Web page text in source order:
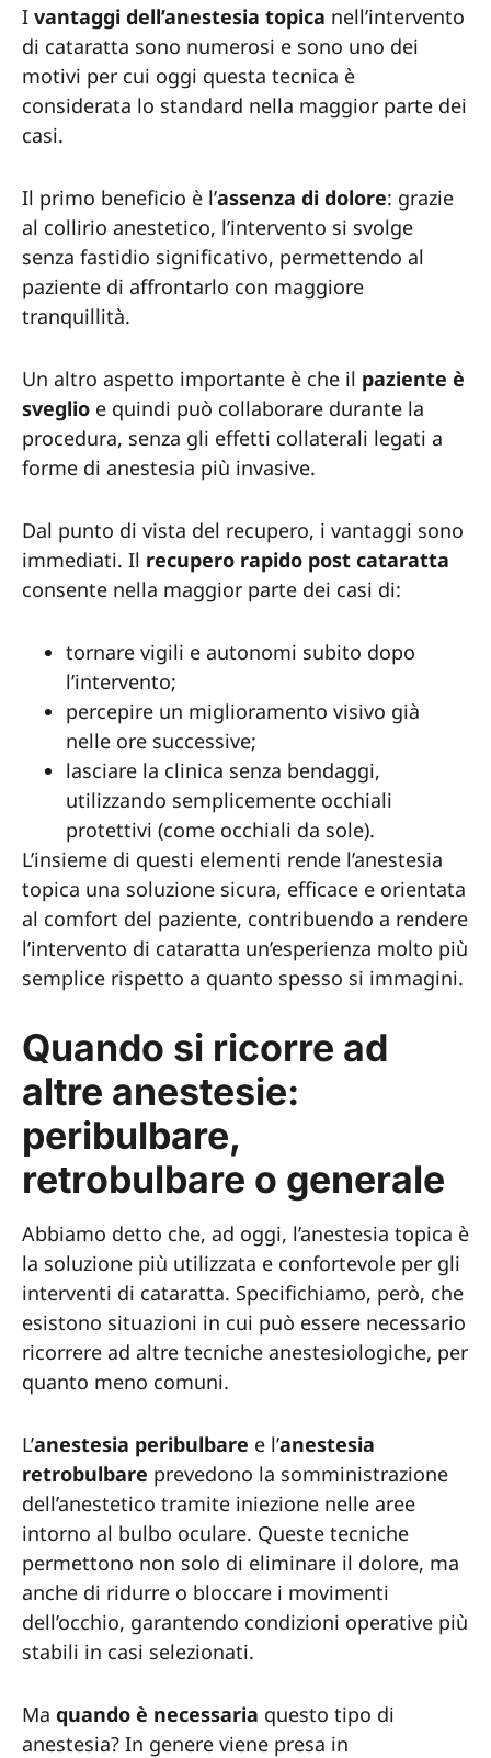
I vantaggi dell’anestesia topica nell’intervento
di cataratta sono numerosi e sono uno dei
motivi per cui oggi questa tecnica è
considerata lo standard nella maggior parte dei
casi.
Il primo beneficio è l’assenza di dolore: grazie
al collirio anestetico, l’intervento si svolge
senza fastidio significativo, permettendo al
paziente di affrontarlo con maggiore
tranquillità.
Un altro aspetto importante è che il paziente è
sveglio e quindi può collaborare durante la
procedura, senza gli effetti collaterali legati a
forme di anestesia più invasive.
Dal punto di vista del recupero, i vantaggi sono
immediati. Il recupero rapido post cataratta
consente nella maggior parte dei casi di:
tornare vigili e autonomi subito dopo
l’intervento;
percepire un miglioramento visivo già
nelle ore successive;
lasciare la clinica senza bendaggi,
utilizzando semplicemente occhiali
protettivi (come occhiali da sole).
L’insieme di questi elementi rende l’anestesia
topica una soluzione sicura, efficace e orientata
al comfort del paziente, contribuendo a rendere
l’intervento di cataratta un’esperienza molto più
semplice rispetto a quanto spesso si immagini.
Quando si ricorre ad
altre anestesie:
peribulbare,
retrobulbare o generale
Abbiamo detto che, ad oggi, l’anestesia topica è
la soluzione più utilizzata e confortevole per gli
interventi di cataratta. Specifichiamo, però, che
esistono situazioni in cui può essere necessario
ricorrere ad altre tecniche anestesiologiche, per
quanto meno comuni.
L’anestesia peribulbare e l’anestesia
retrobulbare prevedono la somministrazione
dell’anestetico tramite iniezione nelle aree
intorno al bulbo oculare. Queste tecniche
permettono non solo di eliminare il dolore, ma
anche di ridurre o bloccare i movimenti
dell’occhio, garantendo condizioni operative più
stabili in casi selezionati.
Ma quando è necessaria questo tipo di
anestesia? In genere viene presa in